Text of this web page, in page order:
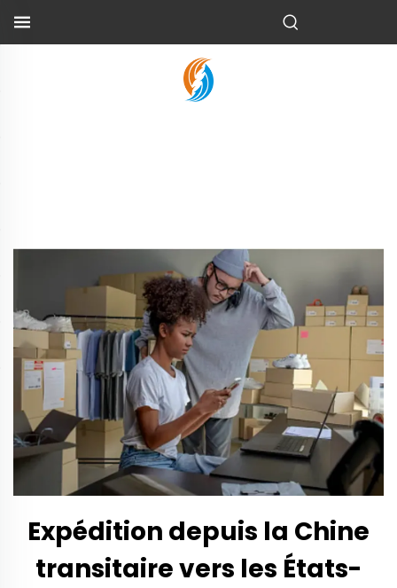
Expédition depuis la Chine
transitaire vers les États-